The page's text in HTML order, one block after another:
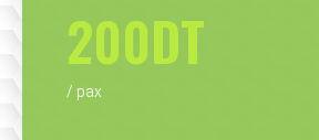
200DT
/ pax